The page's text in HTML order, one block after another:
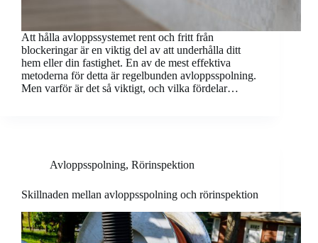
Att hålla avloppssystemet rent och fritt från
blockeringar är en viktig del av att underhålla ditt
hem eller din fastighet. En av de mest effektiva
metoderna för detta är regelbunden avloppsspolning.
Men varför är det så viktigt, och vilka fördelar…
Avloppsspolning, Rörinspektion
Skillnaden mellan avloppsspolning och rörinspektion